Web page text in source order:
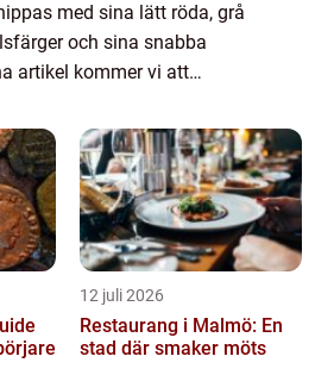
med sina lätt röda, grå
och sina snabba
artikel kommer vi att
fysiska egenskaper oc...
12 juli 2026
Restaurang i Malmö: En
stad där smaker möts